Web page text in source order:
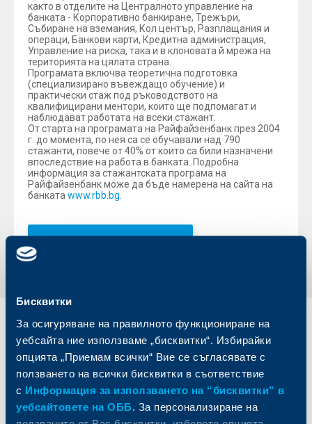
Бисквитки
За осигуряване на правилното функциониране на
уебсайта ние използваме „бисквитки“. Избирайки
опцията „Приемам всички“ Вие се съгласявате с
ползването на всички бисквитки в съответствие
с Информация за използването на “бисквитки” в
уебсайтовете на ОББ. За персонализиране на
както в отделите на Централното управление на
банката - Корпоративно банкиране, Трежъри,
Събиране на вземания, Кол център, Разплащания и
операци, Банкови карти, Кредитна администрация,
Управление на риска, така и в клоновата й мрежа на
територията на цялата страна.
Програмата включва теоретична подготовка
(специализирано въвеждащо обучение) и
практически стаж под ръководството на
квалифицирани ментори, които ще подпомагат и
наблюдават работата на всеки стажант.
От старта на програмата на Райфайзенбанк през 2004
г. до момента, по нея са се обучавали над 790
стажанти, повече от 40% от които са били назначени
впоследствие на работа в банката. Подробна
информация за стажантската програма на
Райфайзенбанк може да бъде намерена на сайта на
банката www.rbb.bg
Индивидуални
клиенти
Карти
Сметки и плащания
Кредити
Бизнес
клиенти
Кредитиране
Управление на парични средства
Търговско финансиране